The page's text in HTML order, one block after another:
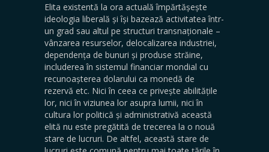
Elita existentă la ora actuală împărtășește
ideologia liberală și își bazează activitatea într-
un grad sau altul pe structuri transnaționale –
vânzarea resurselor, delocalizarea industriei,
dependența de bunuri și produse străine,
includerea în sistemul financiar mondial cu
recunoașterea dolarului ca monedă de
rezervă etc. Nici în ceea ce privește abilitățile
lor, nici în viziunea lor asupra lumii, nici în
cultura lor politică și administrativă această
elită nu este pregătită de trecerea la o nouă
stare de lucruri. De altfel, această stare de